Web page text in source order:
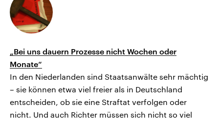
„Bei uns dauern Prozesse nicht Wochen oder
Monate“
In den Niederlanden sind Staatsanwälte sehr mächtig
– sie können etwa viel freier als in Deutschland
entscheiden, ob sie eine Straftat verfolgen oder
nicht. Und auch Richter müssen sich nicht so viel